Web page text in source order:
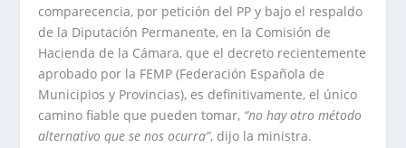
comparecencia, por petición del PP y bajo el respaldo
de la Diputación Permanente, en la Comisión de
Hacienda de la Cámara, que el decreto recientemente
aprobado por la FEMP (Federación Española de
Municipios y Provincias), es definitivamente, el único
camino fiable que pueden tomar, “no hay otro método
alternativo que se nos ocurra”, dijo la ministra.